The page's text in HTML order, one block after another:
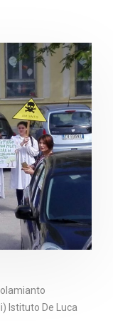
Istituto De Luca